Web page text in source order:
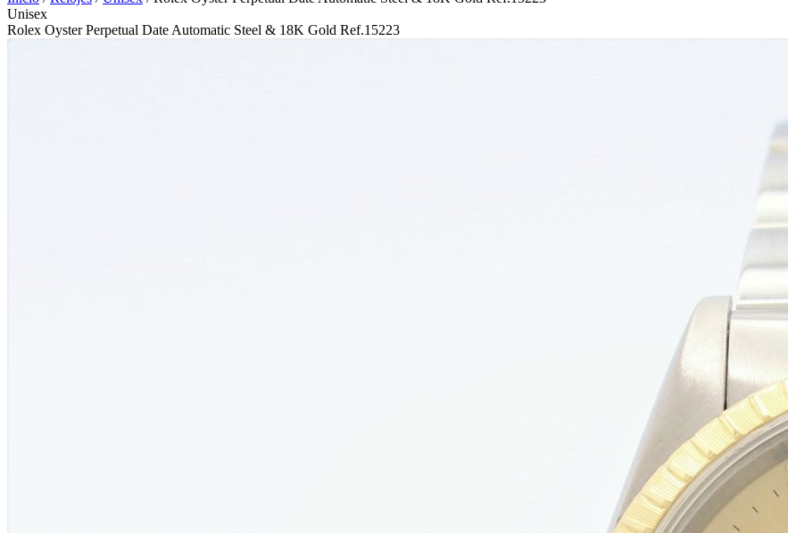
Unisex
Rolex Oyster Perpetual Date Automatic Steel & 18K Gold Ref.15223